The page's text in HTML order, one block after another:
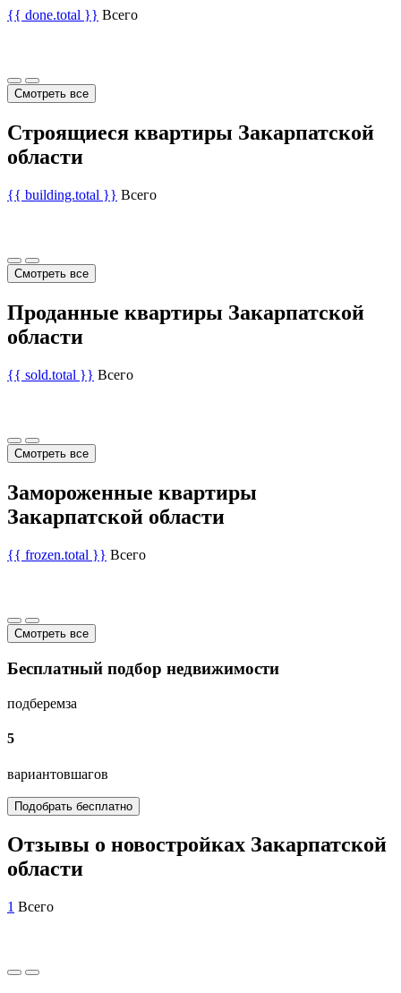
{{ done.total }} Всего
Смотреть все
Строящиеся квартиры Закарпатской
области
{{ building.total }} Всего
Смотреть все
Проданные квартиры Закарпатской
области
{{ sold.total }} Всего
Смотреть все
Замороженные квартиры
Закарпатской области
{{ frozen.total }} Всего
Смотреть все
Бесплатный подбор недвижимости
подберемза
5
вариантовшагов
Подобрать бесплатно
Отзывы о новостройках Закарпатской
области
1 Всего